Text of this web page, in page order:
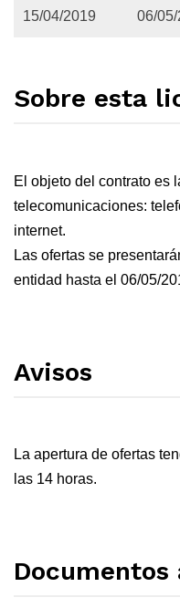
15/04/2019
06/
Sobre esta
El objeto del contrato es
telecomunicaciones:
internet.
Las ofertas se
entidad hasta el 06/05/
Avisos
La apertura de ofertas
las 14 horas.
Documentos